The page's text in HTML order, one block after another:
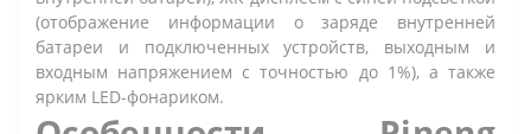
(отображение информации о заряде внутренней
батареи и подключенных устройств, выходным и
входным напряжением с точностью до 1%), а также
ярким LED-фонариком.